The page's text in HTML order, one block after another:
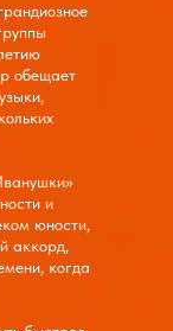
обещает
и
юности,
аккорд,
когда